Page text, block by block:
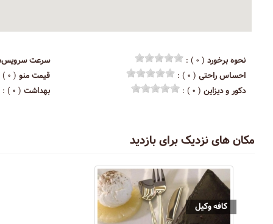
نحوه برخورد ( ۰ ) :
سرعت
احساس راحتی ( ۰ ) : قیمت منو ( ۰ ) :
دکور و دیزاین ( ۰ ) : بهداشت ( ۰ ) :
مکان های نزدیک برای بازدید
کافه وکیل